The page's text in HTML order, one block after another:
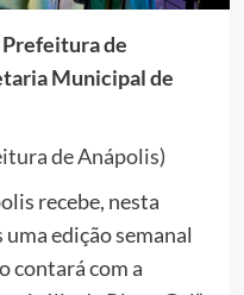
de
Municipal de
de Anápolis)
recebe, nesta
edição semanal
contará com a